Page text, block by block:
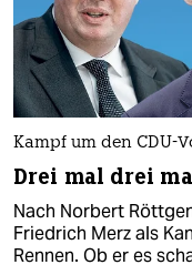
Kampf um den CDU-
Drei mal drei
Nach Norbert
Friedrich Merz als
Rennen. Ob er es